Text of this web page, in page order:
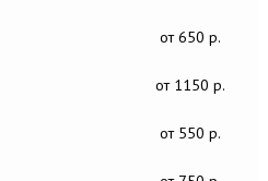
от 650 р.
от 1150 р.
от 550 р.